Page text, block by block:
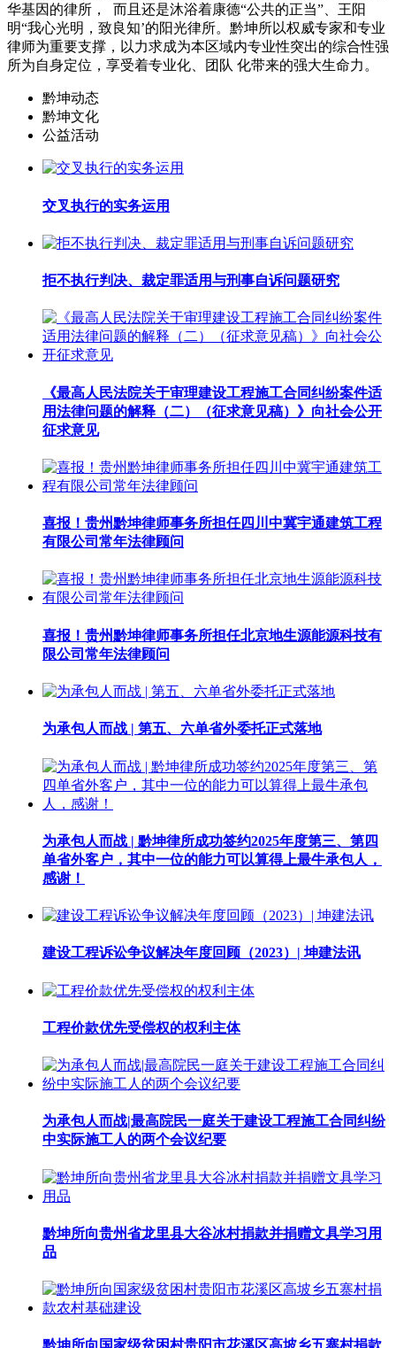
华基因的律所， 而且还是沐浴着康德“公共的正当”、王阳
明“我心光明，致良知’的阳光律所。黔坤所以权威专家和专业
律师为重要支撑，以力求成为本区域内专业性突出的综合性强
所为自身定位，享受着专业化、团队 化带来的强大生命力。
黔坤动态
黔坤文化
公益活动
交叉执行的实务运用
拒不执行判决、裁定罪适用与刑事自诉问题研究
《最高人民法院关于审理建设工程施工合同纠纷案件适
用法律问题的解释（二）（征求意见稿）》向社会公开
征求意见
喜报！贵州黔坤律师事务所担任四川中冀宇通建筑工程
有限公司常年法律顾问
喜报！贵州黔坤律师事务所担任北京地生源能源科技有
限公司常年法律顾问
为承包人而战 | 第五、六单省外委托正式落地
为承包人而战 | 黔坤律所成功签约2025年度第三、第四
单省外客户，其中一位的能力可以算得上最牛承包人，
感谢！
建设工程诉讼争议解决年度回顾（2023）| 坤建法讯
工程价款优先受偿权的权利主体
为承包人而战|最高院民一庭关于建设工程施工合同纠纷
中实际施工人的两个会议纪要
黔坤所向贵州省龙里县大谷冰村捐款并捐赠文具学习用
品